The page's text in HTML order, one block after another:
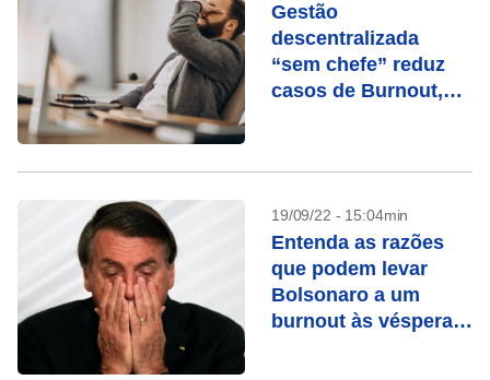
Gestão
descentralizada
“sem chefe” reduz
casos de Burnout,
19/09/22 - 15:04min
Entenda as razões
que podem levar
Bolsonaro a um
burnout às vésperas